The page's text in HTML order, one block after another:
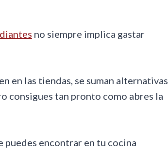
no siempre implica gastar
en las tiendas, se suman alternativas
consigues tan pronto como abres la